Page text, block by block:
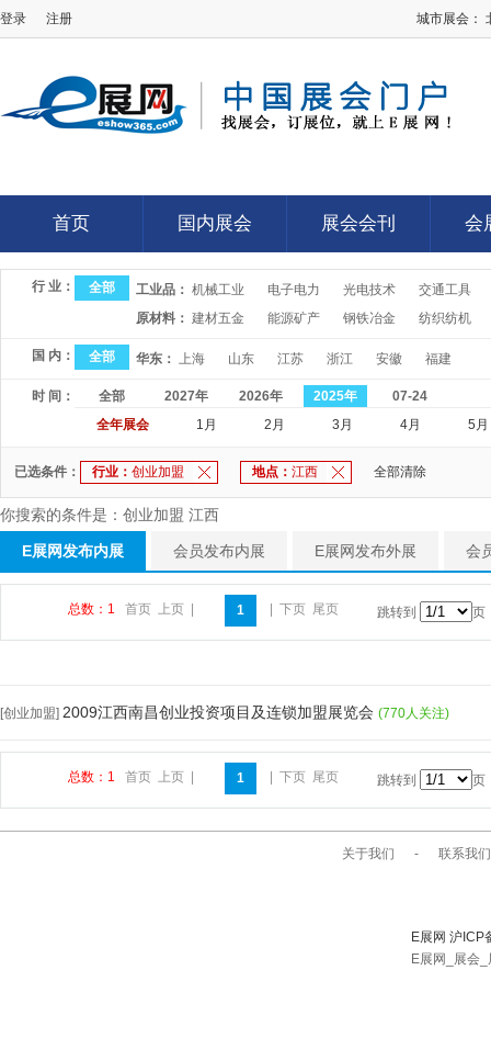
登录 注册 城市展会：
首页
首页
国内展会
国内展会
展会会刊
展会会刊
会
会
行 业： 全部 工业品： 机械工业 电子电力 光电技术
交通工具
原材料： 建材五金 能源矿产 钢铁冶金 纺织纺机
国 内： 全部 华东： 上海 山东 江苏 浙江 安徽 福建
时 间： 全部 2027年 2026年 2025年
07-24
全年展会
1月 2月 3月 4月 5月
已选条件： 行业： 创业加盟 地点： 江西 全部清除
你搜索的条件是：创业加盟 江西
E展网发布内展 会员发布内展 E展网发布外展 会
总数：1 首页 上页 1 下页 尾页 跳转到 页
[创业加盟] 2009江西南昌创业投资项目及连锁加盟展览会 (770人关注)
总数：1 首页 上页 1 下页 尾页 跳转到 页
关于我们 - 联系我们
E展网 沪
E展网_展会